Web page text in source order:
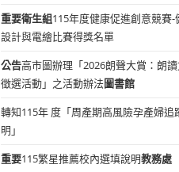
重要衛生組115年度健康促進創意競賽-
設計與電繪比賽得獎名單
公告高市圖辦理「2026朗聲大賞：朗
徵選活動」之活動辦法圖書館
轉知115年 度「周產期高風險孕產婦追
明」
重要115繁星推薦校內選填說明教務處